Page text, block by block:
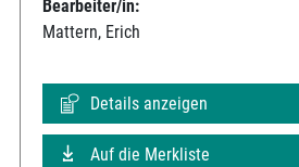
Bearbeiter/in:
Mattern, Erich
Details anzeigen
Auf die Merkliste